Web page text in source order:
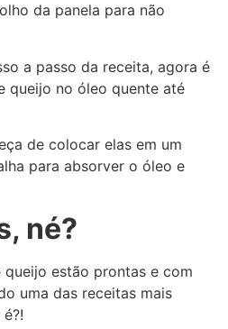
da panela para não
a passo da receita, agora é
queijo no óleo quente até
de colocar elas em um
para absorver o óleo e
né?
queijo estão prontas e com
uma das receitas mais